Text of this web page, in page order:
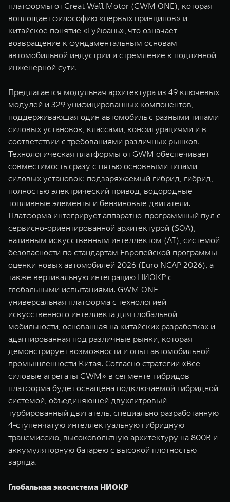
платформы от Great Wall Motor (GWM ONE), которая
воплощает философию «первых принципов» и
китайское понятие «Гуйюань», что означает
возвращение к фундаментальным основам
автомобильной индустрии и стремление к подлинной
инженерной сути.
Предлагается модульная архитектура из 49 ключевых
модулей и 329 унифицированных компонентов,
поддерживающая один автомобиль с разными типами
силовых установок, классами, конфигурациями и в
соответствии с требованиями различных рынков.
Технологическая платформы от GWM обеспечивает
совместимость сразу с пятью основными типами
силовых установок: подзаряжаемый гибрид, гибрид,
полностью электрический привод, водородные
топливные элементы и бензиновые двигатели.
Платформа интегрирует аппаратно-программный пул с
сервисно-ориентированной архитектурой (SOA),
нативным искусственным интеллектом (AI), системой
безопасности по стандартам Европейской программы
оценки новых автомобилей 2026 (Euro NCAP 2026), а
также вертикальную интеграцию НИОКР с
глобальными испытаниями. GWM ONE –
универсальная платформа с технологией
искусственного интеллекта для глобальной
мобильности, основанная на китайских разработках и
адаптированная под различные рынки, которая
демонстрирует возможности и опыт автомобильной
промышленности Китая. Согласно стратегии «Все
силовые агрегаты GWM» в сегменте гибридов
платформа будет оснащена подключаемой гибридной
системой, объединяющей двухлитровый
турбированный двигатель, специально разработанную
4-ступенчатую интеллектуальную гибридную
трансмиссию, высоковольтную архитектуру на 800В и
аккумуляторную батарею с высокой плотностью
заряда.
Глобальная экосистема НИОКР